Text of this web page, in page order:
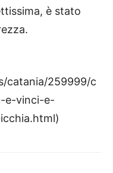
è stato
catania/259999/c
e-vinci-e-